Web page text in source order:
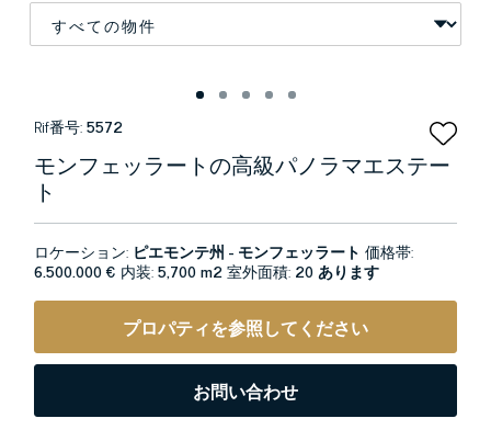
Rif番号:5572
モンフェッラートの高級パノラマエステー
ト
ロケーション: ピエモンテ州 - モンフェッラート 価格帯:
6.500.000 € 内装:5,700 m2室外面積: 20 あります
プロパティを参照してください
お問い合わせ